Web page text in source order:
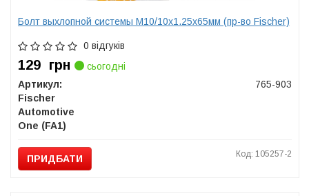
Болт выхлопной системы M10/10x1.25x65мм (пр-во Fischer)
0 відгуків
129 грн
сьогодні
Артикул:
765-903
Fischer
Automotive
One (FA1)
ПРИДБАТИ Код: 105257-2